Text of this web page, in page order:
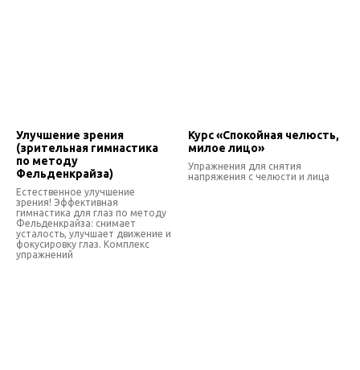
Улучшение зрения
(зрительная гимнастика
по методу
Фельденкрайза)
Естественное улучшение
зрения! Эффективная
гимнастика для глаз по методу
Фельденкрайза: снимает
усталость, улучшает движение и
фокусировку глаз. Комплекс
упражнений
Курс «Спокойная челюсть,
милое лицо»
Упражнения для снятия
напряжения с челюсти и лица